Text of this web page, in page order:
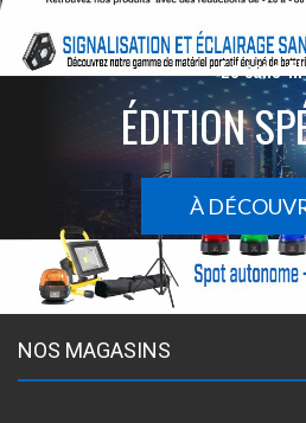
Le sans-fil
ÉDITION
À
NOS MAGASINS